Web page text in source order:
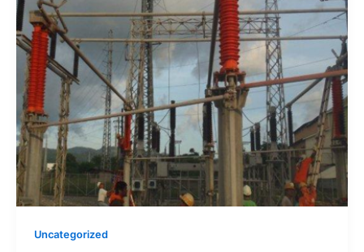
Uncategorized